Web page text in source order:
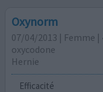
Oxynorm
07/04/2013 | Femme |
oxycodone
Hernie
Efficacité